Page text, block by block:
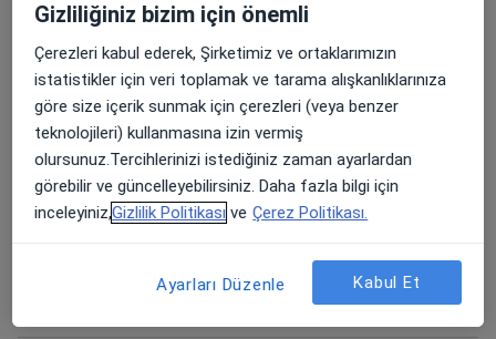
Elektron Işınlı Bilgisayarlı Tomografi
Endoskopik Cerrahi
Endovasküler Embolizasyon
Endovasküler Koilleme
Enjeksiyon Im
Gizliliğiniz bizim için önemli
Çerezleri kabul ederek, Şirketimiz ve ortaklarımızın
istatistikler için veri toplamak ve tarama alışkanlıklarınıza
göre size içerik sunmak için çerezleri (veya benzer
teknolojileri) kullanmasına izin vermiş
olursunuz.Tercihlerinizi istediğiniz zaman ayarlardan
görebilir ve güncelleyebilirsiniz. Daha fazla bilgi için
inceleyiniz,Gizlilik Politikası ve Çerez Politikası.
Ayarları Düzenle Kabul Et